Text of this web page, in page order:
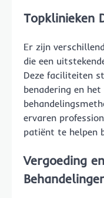
Topklinieken
Er zijn
die een
Deze faciliteiten
benadering en
ervaren
patiënt te helpen
Vergoeding